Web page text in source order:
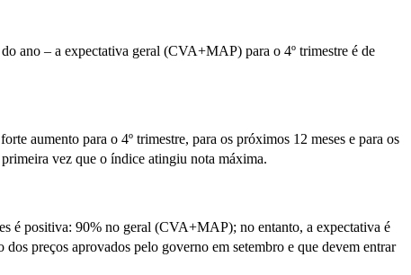
ano – a expectativa geral (CVA+MAP) para o 4º trimestre é de
aumento para o 4º trimestre, para os próximos 12 meses e para os
vez que o índice atingiu nota máxima.
é positiva: 90% no geral (CVA+MAP); no entanto, a expectativa é
preços aprovados pelo governo em setembro e que devem entrar